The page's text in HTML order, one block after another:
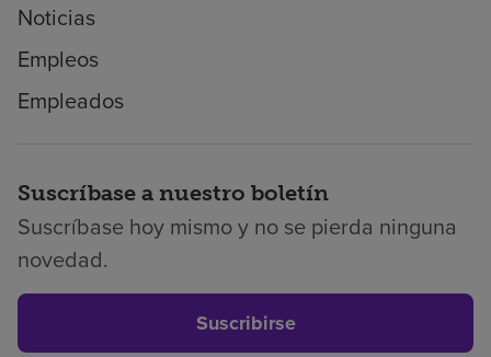
Noticias
Empleos
Empleados
Suscríbase a nuestro boletín
Suscríbase hoy mismo y no se pierda ninguna
novedad.
Suscribirse